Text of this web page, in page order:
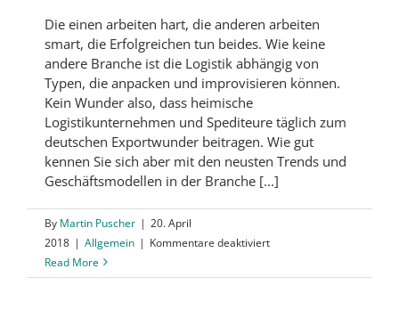
Die einen arbeiten hart, die anderen arbeiten
smart, die Erfolgreichen tun beides. Wie keine
andere Branche ist die Logistik abhängig von
Typen, die anpacken und improvisieren können.
Kein Wunder also, dass heimische
Logistikunternehmen und Spediteure täglich zum
deutschen Exportwunder beitragen. Wie gut
kennen Sie sich aber mit den neusten Trends und
Geschäftsmodellen in der Branche [...]
By Martin Puscher | 20. April
2018 | Allgemein | Kommentare deaktiviertfür
Transport
Read More